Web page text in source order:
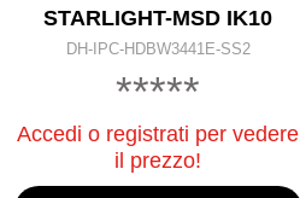
STARLIGHT-MSD IK10
DH-IPC-HDBW3441E-SS2
*****
Accedi o registrati per vedere
il prezzo!